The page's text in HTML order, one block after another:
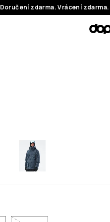
Doručení zdarma. Vrácení zdarma.